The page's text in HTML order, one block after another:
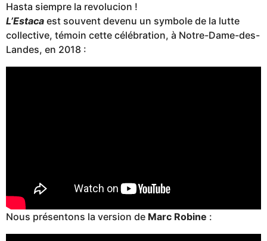
Hasta siempre la revolucion !
L’Estaca est souvent devenu un symbole de la lutte
collective, témoin cette célébration, à Notre-Dame-des-
Landes, en 2018 :
Nous présentons la version de Marc Robine :